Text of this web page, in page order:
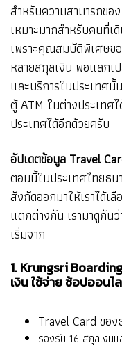
สำหรับความสามารถข
เหมาะมากสำหรับคนที่เ
เพราะคุณสมบัติพิเศษข
หลายสกุลเงิน พอแลกเ
และบริการในประเทศ
ตู้ ATM ในต่างประเทศ
ประเทศได้อีกด้วยครับ
อัปเดตข้อมูล Travel
ตอนนี้ในประเทศไทยธน
สังกัดออกมาให้เราได้เ
แตกต่างกัน เรามาดูกัน
เริ่มจาก
1. Krungsri
เงิน ใช้จ่าย ช้อปออนไ
Travel Card ขอ
รองรับ 16 สกุลเงิน